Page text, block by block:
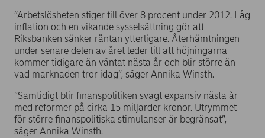
”Arbetslösheten stiger till över 8 procent under 2012. Låg
inflation och en vikande sysselsättning gör att
Riksbanken sänker räntan ytterligare. Återhämtningen
under senare delen av året leder till att höjningarna
kommer tidigare än väntat nästa år och blir större än
vad marknaden tror idag”, säger Annika Winsth.
”Samtidigt blir finanspolitiken svagt expansiv nästa år
med reformer på cirka 15 miljarder kronor. Utrymmet
för större finanspolitiska stimulanser är begränsat”,
säger Annika Winsth.